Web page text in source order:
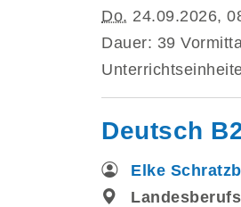
Do. 24.09.2026,
Dauer: 39
Deutsch
Elke